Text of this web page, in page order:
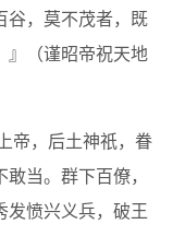
谷，莫不茂者，既
』（谨昭帝祝天地
帝，后土神祇，眷
当。群下百僚，
发愤兴义兵，破王